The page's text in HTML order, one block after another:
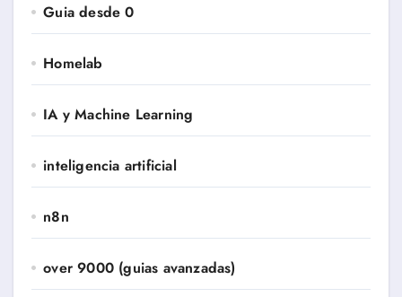
Guia desde 0
Homelab
IA y Machine Learning
inteligencia artificial
n8n
over 9000 (guias avanzadas)